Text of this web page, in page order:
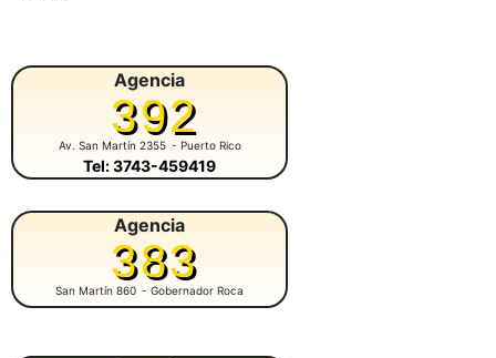
Agencia
392
Av. San Martín 2355 - Puerto Rico
Tel: 3743-459419
Agencia
383
San Martín 860 - Gobernador Roca